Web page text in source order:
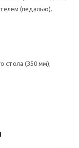
(педалью).
стола (350 мм);